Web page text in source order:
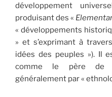
développement
produisant des «
« développements
» et s’exprimant à
idées des peuples »). Il
comme le père
généralement par «